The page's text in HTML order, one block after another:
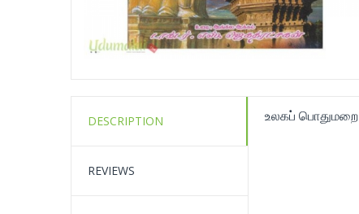
DESCRIPTION
REVIEWS
உலகப் பொதுமறை